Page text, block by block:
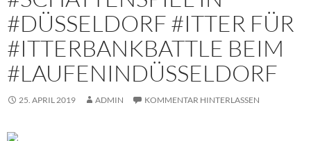
#DÜSSELDORF #ITTER FÜR
#ITTERBANKBATTLE BEIM
#LAUFENINDÜSSELDORF
25. APRIL 2019 ADMIN KOMMENTAR HINTERLASSEN